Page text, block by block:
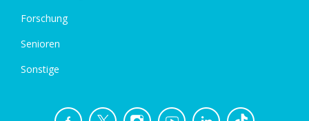
Forschung
Senioren
Sonstige